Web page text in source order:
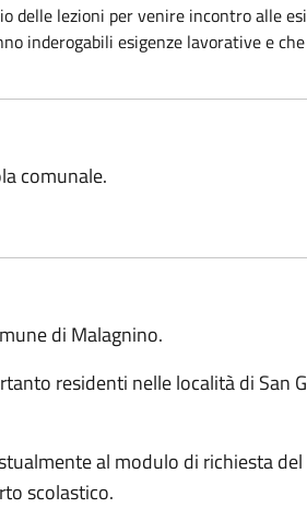
delle lezioni per venire incontro alle
inderogabili esigenze lavorative e
comunale.
di Malagnino.
residenti nelle località di San
al modulo di richiesta
scolastico.